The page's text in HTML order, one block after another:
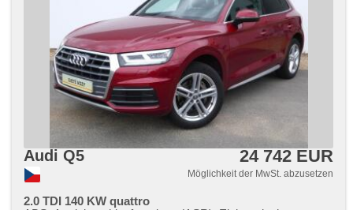
Audi Q5 24 742 EUR
Möglichkeit der MwSt. abzusetzen
2.0 TDI 140 KW quattro